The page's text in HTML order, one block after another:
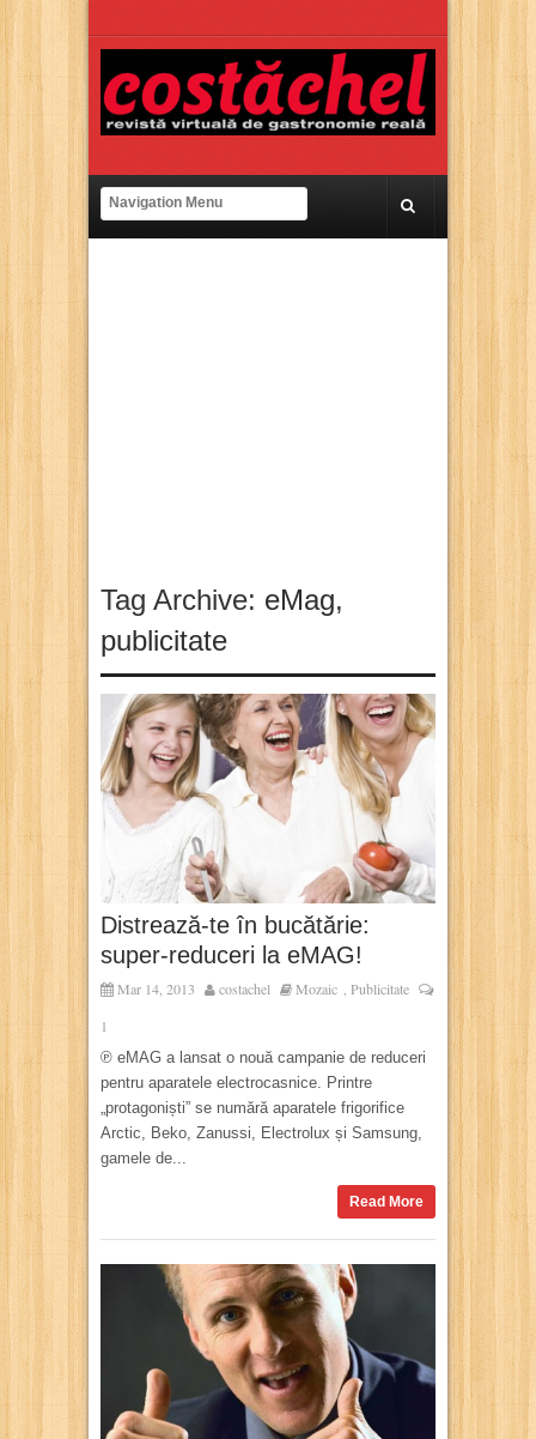
Tag Archive: eMag,
publicitate
Distrează-te în bucătărie:
super-reduceri la eMAG!
Mar 14, 2013 costachel Mozaic , Publicitate
1
℗ eMAG a lansat o nouă campanie de reduceri
pentru aparatele electrocasnice. Printre
„protagoniști” se numără aparatele frigorifice
Arctic, Beko, Zanussi, Electrolux și Samsung,
gamele de...
Read More